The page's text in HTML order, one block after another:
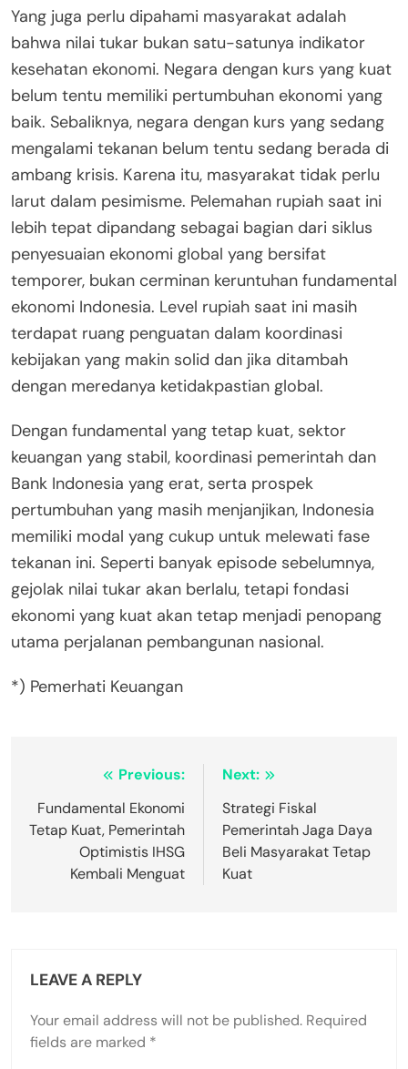
Yang juga perlu dipahami masyarakat adalah
bahwa nilai tukar bukan satu-satunya indikator
kesehatan ekonomi. Negara dengan kurs yang kuat
belum tentu memiliki pertumbuhan ekonomi yang
baik. Sebaliknya, negara dengan kurs yang sedang
mengalami tekanan belum tentu sedang berada di
ambang krisis. Karena itu, masyarakat tidak perlu
larut dalam pesimisme. Pelemahan rupiah saat ini
lebih tepat dipandang sebagai bagian dari siklus
penyesuaian ekonomi global yang bersifat
temporer, bukan cerminan keruntuhan fundamental
ekonomi Indonesia. Level rupiah saat ini masih
terdapat ruang penguatan dalam koordinasi
kebijakan yang makin solid dan jika ditambah
dengan meredanya ketidakpastian global.
Dengan fundamental yang tetap kuat, sektor
keuangan yang stabil, koordinasi pemerintah dan
Bank Indonesia yang erat, serta prospek
pertumbuhan yang masih menjanjikan, Indonesia
memiliki modal yang cukup untuk melewati fase
tekanan ini. Seperti banyak episode sebelumnya,
gejolak nilai tukar akan berlalu, tetapi fondasi
ekonomi yang kuat akan tetap menjadi penopang
utama perjalanan pembangunan nasional.
*) Pemerhati Keuangan
navigation
Previous:
Fundamental Ekonomi
Tetap Kuat, Pemerintah
Optimistis IHSG
Kembali Menguat
Next:
Strategi Fiskal
Pemerintah Jaga Daya
Beli Masyarakat Tetap
Kuat
LEAVE A REPLY
Your email address will not be published. Required
fields are marked *